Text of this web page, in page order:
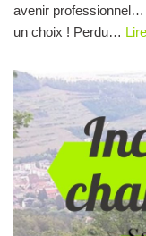
avenir professionnel…
un choix ! Perdu…